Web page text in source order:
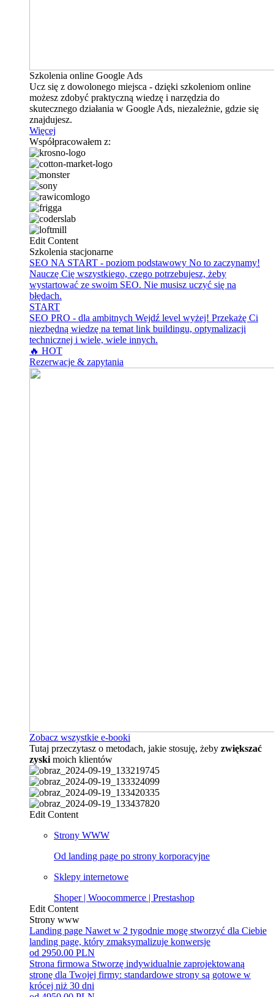
Szkolenia online Google Ads
Ucz się z dowolonego miejsca - dzięki szkoleniom online
możesz zdobyć praktyczną wiedzę i narzędzia do
skutecznego działania w Google Ads, niezależnie, gdzie się
znajdujesz.
Więcej
Współpracowałem z:
Edit Content
Szkolenia stacjonarne
SEO NA START - poziom podstawowy No to zaczynamy!
Nauczę Cię wszystkiego, czego potrzebujesz, żeby
wystartować ze swoim SEO. Nie musisz uczyć się na
błędach.
START
SEO PRO - dla ambitnych Wejdź level wyżej! Przekażę Ci
niezbędną wiedzę na temat link buildingu, optymalizacji
technicznej i wiele, wiele innych.
🔥 HOT
Rezerwacje & zapytania
Zobacz wszystkie e-booki
Tutaj przeczytasz o metodach, jakie stosuję, żeby zwiększać
zyski moich klientów
Edit Content
Strony WWW
Od landing page po strony korporacyjne
Sklepy internetowe
Shoper | Woocommerce | Prestashop
Edit Content
Strony www
Landing page Nawet w 2 tygodnie mogę stworzyć dla Ciebie
landing page, który zmaksymalizuje konwersje
od 2950.00 PLN
Strona firmowa Stworzę indywidualnie zaprojektowaną
stronę dla Twojej firmy: standardowe strony są gotowe w
krócej niż 30 dni